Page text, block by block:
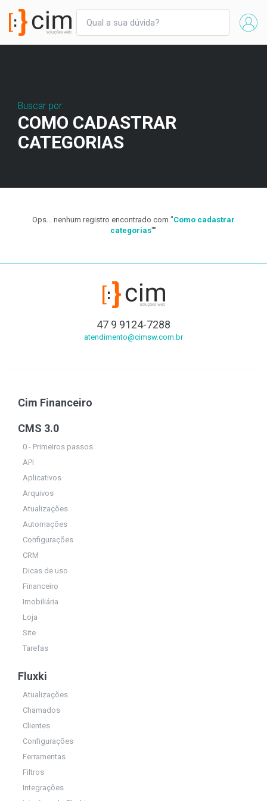
Buscar por:
COMO CADASTRAR
CATEGORIAS
Ops... nenhum registro encontrado com "Como cadastrar
categorias""
47 9 9124-7288
atendimento@cimsw.com.br
Cim Financeiro
CMS 3.0
0 - Primeiros passos
API
Aplicativos
Arquivos
Atualizações
Automações
Configurações
CRM
Dicas de uso
Financeiro
Imobiliária
Loja
Site
Tarefas
Fluxki
Atualizações
Chamados
Clientes
Configurações
Ferramentas
Filtros
Integrações